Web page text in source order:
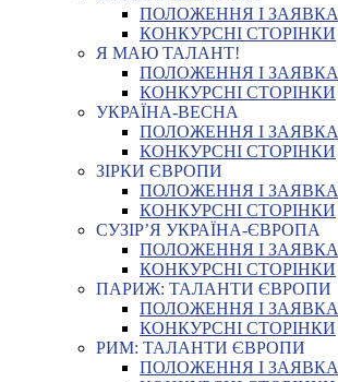
ПОЛОЖЕННЯ І ЗАЯВКА
КОНКУРСНІ СТОРІНКИ
Я МАЮ ТАЛАНТ!
ПОЛОЖЕННЯ І ЗАЯВКА
КОНКУРСНІ СТОРІНКИ
УКРАЇНА-ВЕСНА
ПОЛОЖЕННЯ І ЗАЯВКА
КОНКУРСНІ СТОРІНКИ
ЗІРКИ ЄВРОПИ
ПОЛОЖЕННЯ І ЗАЯВКА
КОНКУРСНІ СТОРІНКИ
СУЗІР’Я УКРАЇНА-ЄВРОПА
ПОЛОЖЕННЯ І ЗАЯВКА
КОНКУРСНІ СТОРІНКИ
ПАРИЖ: ТАЛАНТИ ЄВРОПИ
ПОЛОЖЕННЯ І ЗАЯВКА
КОНКУРСНІ СТОРІНКИ
РИМ: ТАЛАНТИ ЄВРОПИ
ПОЛОЖЕННЯ І ЗАЯВКА